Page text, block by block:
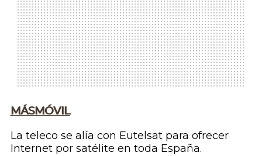
MÁSMÓVIL
La teleco se alía con Eutelsat para ofrecer
Internet por satélite en toda España.